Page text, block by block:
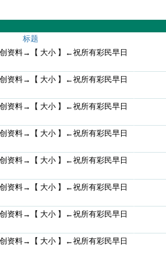
标题
资料→【 大小 】←祝所有彩民早日
资料→【 大小 】←祝所有彩民早日
资料→【 大小 】←祝所有彩民早日
资料→【 大小 】←祝所有彩民早日
资料→【 大小 】←祝所有彩民早日
资料→【 大小 】←祝所有彩民早日
资料→【 大小 】←祝所有彩民早日
资料→【 大小 】←祝所有彩民早日